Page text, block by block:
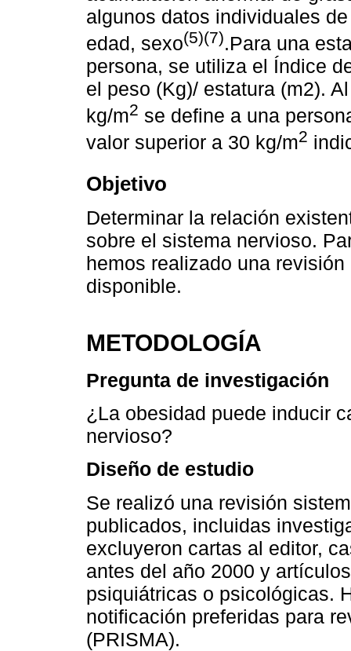
algunos datos individuales
edad, sexo(5)(7).Para una
persona, se utiliza el Índice
el peso (Kg)/ estatura (m2).
kg/m2 se define a una
valor superior a 30 kg/m2
Objetivo
Determinar la relación
sobre el sistema nervioso.
hemos realizado una
disponible.
METODOLOGÍA
Pregunta de investigación
¿La obesidad puede inducir
nervioso?
Diseño de estudio
Se realizó una revisión
publicados, incluidas
excluyeron cartas al editor,
antes del año 2000 y
psiquiátricas o psicológicas.
notificación preferidas para
(PRISMA).